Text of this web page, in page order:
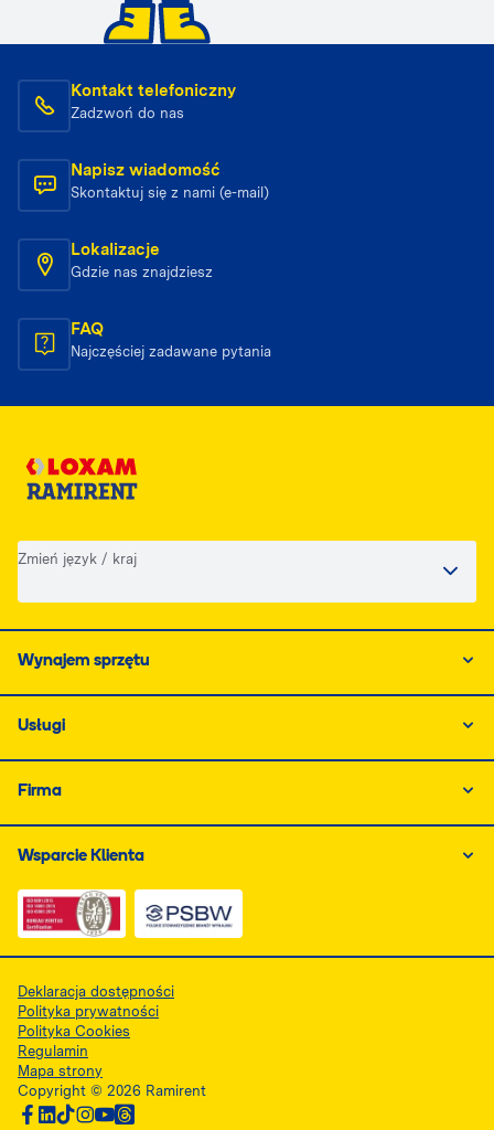
Kontakt telefoniczny
Zadzwoń do nas
Napisz wiadomość
Skontaktuj się z nami (e-mail)
Lokalizacje
Gdzie nas znajdziesz
FAQ
Najczęściej zadawane pytania
Zmień język / kraj
Wynajem sprzętu
Usługi
Firma
Wsparcie Klienta
Link do dokumentu PDF z certyfikatem ISO, otwiera
Link do dokumentu PDF z certyfikatem
Deklaracja dostępności
Polityka prywatności
Polityka Cookies
Regulamin
Mapa strony
Copyright © 2026 Ramirent